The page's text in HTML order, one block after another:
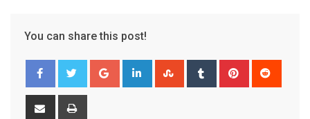
You can share this post!